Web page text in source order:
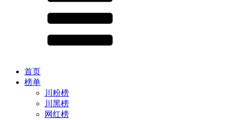
首页
榜单
川粉榜
川黑榜
网红榜